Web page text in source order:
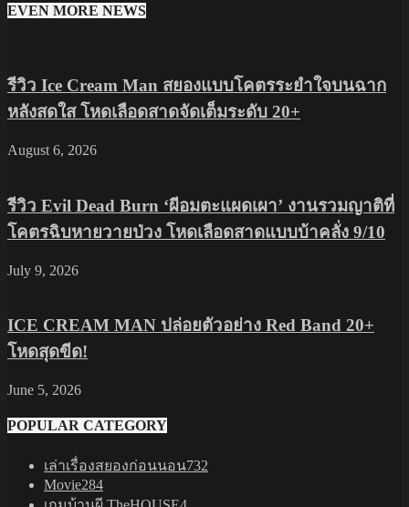
EVEN MORE NEWS
รีวิว Ice Cream Man สยองแบบโคตรระยำใจบนฉาก
หลังสดใส โหดเลือดสาดจัดเต็มระดับ 20+
August 6, 2026
รีวิว Evil Dead Burn ‘ผีอมตะแผดเผา’ งานรวมญาติที่
โคตรฉิบหายวายป่วง โหดเลือดสาดแบบบ้าคลั่ง 9/10
July 9, 2026
ICE CREAM MAN ปล่อยตัวอย่าง Red Band 20+
โหดสุดขีด!
June 5, 2026
POPULAR CATEGORY
เล่าเรื่องสยองก่อนนอน732
Movie284